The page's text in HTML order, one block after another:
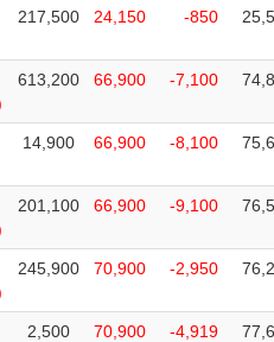
217,500 24,150 -850
613,200 66,900 -7,100
14,900 66,900 -8,100
201,100 66,900 -9,100
245,900 70,900 -2,950
2,500 70,900 -4,919